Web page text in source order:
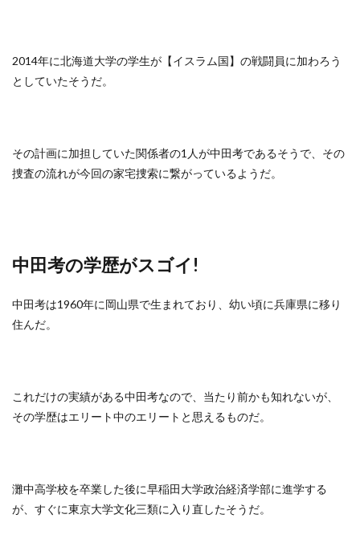
2014年に北海道大学の学生が【イスラム国】の戦闘員に加わろう
としていたそうだ。
その計画に加担していた関係者の1人が中田考であるそうで、その
捜査の流れが今回の家宅捜索に繋がっているようだ。
中田考の学歴がスゴイ!
中田考は1960年に岡山県で生まれており、幼い頃に兵庫県に移り
住んだ。
これだけの実績がある中田考なので、当たり前かも知れないが、
その学歴はエリート中のエリートと思えるものだ。
灘中高学校を卒業した後に早稲田大学政治経済学部に進学する
が、すぐに東京大学文化三類に入り直したそうだ。